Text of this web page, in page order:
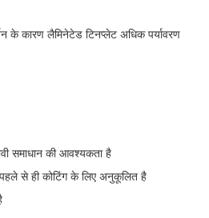
के कारण लैमिनेटेड टिनप्लेट अधिक पर्यावरण
समाधान की आवश्यकता है
से ही कोटिंग के लिए अनुकूलित है